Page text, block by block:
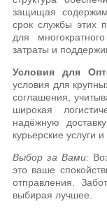
защищая
срок службы этих
для
затраты и
Условия для
условия для
соглашения,
широкая
надёжную
курьерские услуги
Выбор за Вами:
это ваше
отправления.
выбирая лучшее.